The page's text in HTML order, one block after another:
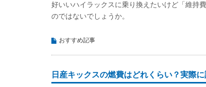
好いいハイラックスに乗り換えたいけど「維持
のではないでしょうか。
おすすめ記事
日産キックスの燃費はどれくらい？実際に